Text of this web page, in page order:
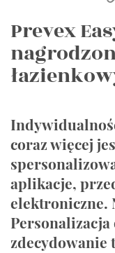
Prevex
coraz więcej
aplikacje,
elektroniczne.
Personalizacja
zdecydowanie